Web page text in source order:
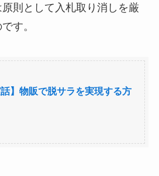
則として入札取り消しを厳
す。
話】物販で脱サラを実現する方